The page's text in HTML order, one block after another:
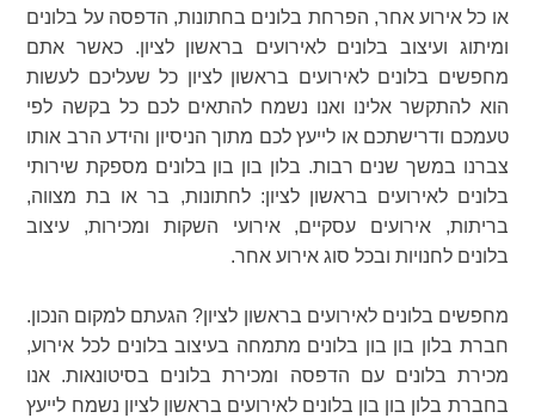
או כל אירוע אחר, הפרחת בלונים בחתונות, הדפסה על בלונים
ומיתוג ועיצוב בלונים לאירועים בראשון לציון. כאשר אתם
מחפשים בלונים לאירועים בראשון לציון כל שעליכם לעשות
הוא להתקשר אלינו ואנו נשמח להתאים לכם כל בקשה לפי
טעמכם ודרישתכם או לייעץ לכם מתוך הניסיון והידע הרב אותו
צברנו במשך שנים רבות. בלון בון בון בלונים מספקת שירותי
בלונים לאירועים בראשון לציון: לחתונות, בר או בת מצווה,
בריתות, אירועים עסקיים, אירועי השקות ומכירות, עיצוב
בלונים לחנויות ובכל סוג אירוע אחר.
מחפשים בלונים לאירועים בראשון לציון? הגעתם למקום הנכון.
חברת בלון בון בון בלונים מתמחה בעיצוב בלונים לכל אירוע,
מכירת בלונים עם הדפסה ומכירת בלונים בסיטונאות. אנו
בחברת בלון בון בון בלונים לאירועים בראשון לציון נשמח לייעץ